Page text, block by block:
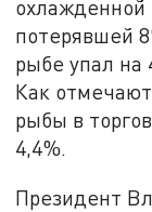
потерявшей
рыбе упал на
Как
рыбы в
4,4%.
Президент